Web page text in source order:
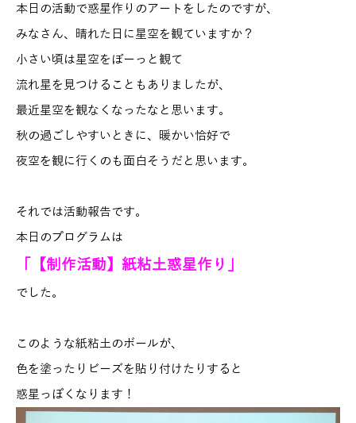
本日の活動で惑星作りのアートをしたのですが、
みなさん、晴れた日に星空を観ていますか？
小さい頃は星空をぼーっと観て
流れ星を見つけることもありましたが、
最近星空を観なくなったなと思います。
秋の過ごしやすいときに、暖かい恰好で
夜空を観に行くのも面白そうだと思います。
それでは活動報告です。
本日のプログラムは
「【制作活動】紙粘土惑星作り」
でした。
このような紙粘土のボールが、
色を塗ったりビーズを貼り付けたりすると
惑星っぽくなります！